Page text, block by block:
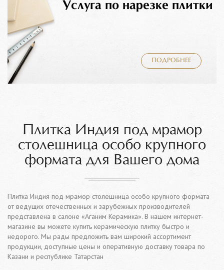
Услуга по нарезке плитки
ПОДРОБНЕЕ
Плитка Индия под мрамор
столешница особо крупного
формата для Вашего дома
Плитка Индия под мрамор столешница особо крупного формата
от ведущих отечественных и зарубежных производителей
представлена в салоне «Аганим Керамика». В нашем интернет-
магазине вы можете купить керамическую плитку быстро и
недорого. Мы рады предложить вам широкий ассортимент
продукции, доступные цены и оперативную доставку товара по
Казани и республике Татарстан